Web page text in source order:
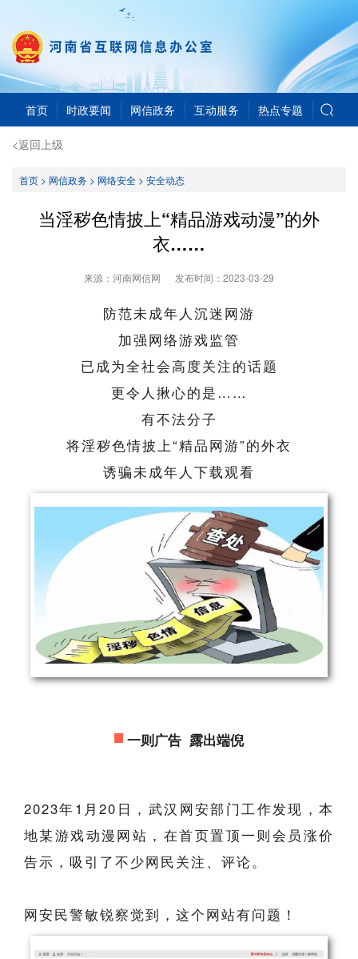
首页 时政要闻 网信政务 互动服务 热点专题
<返回上级
首页> 网信政务> 网络安全> 安全动态
当淫秽色情披上“精品游戏动漫”的外
衣……
来源：河南网信网 发布时间： 2023-03-29
防范未成年人沉迷网游
加强网络游戏监管
已成为全社会高度关注的话题
更令人揪心的是……
有不法分子
将淫秽色情披上“精品网游”的外衣
诱骗未成年人下载观看
一则广告 露出端倪
2023年1月20日，武汉网安部门工作发现，本
地某游戏动漫网站，在首页置顶一则会员涨价
告示，吸引了不少网民关注、评论。
网安民警敏锐察觉到，这个网站有问题！